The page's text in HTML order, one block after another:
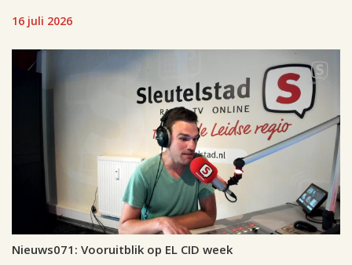
16 juli 2026
Nieuws071: Vooruitblik op EL CID week